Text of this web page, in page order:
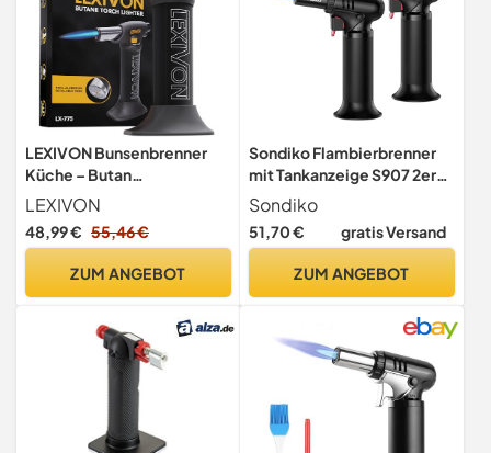
LEXIVON Bunsenbrenner
Küche – Butan
Flambierbrenner mit
Kindersicherung &
einstellbarer Flamme,
Blowtorch für Crème
Aluminiumtank (LX-775)
LEXIVON
48,99 € 55,46 €
ZUM ANGEBOT
Sondiko Flambierbrenner
mit Tankanzeige S907 2er-
Pack, Bunsenbrenner
Nachfüllbarer Creme
Brulee Brenner mit
Küche, Gebäck, Desserts,
Sondiko
51,70 € gratis Versand
ZUM ANGEBOT